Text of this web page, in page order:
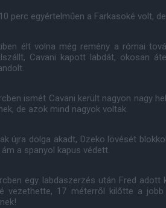
perc egyértelműen a Farkasoké volt,
élt volna még remény a római
Cavani kapott labdát, okosan
ismét Cavani került nagyon nagy
de azok mind nagyok voltak.
újra dolga akadt, Dzeko lövését
a spanyol kapus védett.
egy labdaszerzés után Fred
vezethette, 17 méterről kilőtte a